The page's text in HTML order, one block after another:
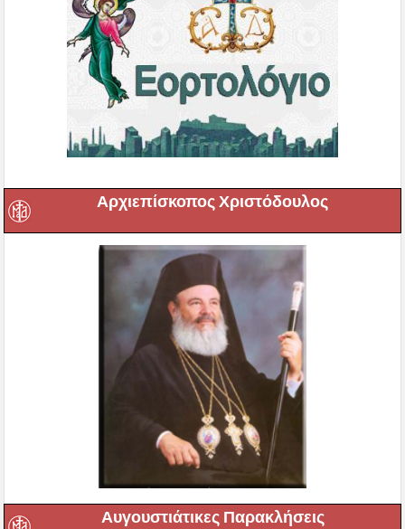
Αρχιεπίσκοπος Χριστόδουλος
Αυγουστιάτικες Παρακλήσεις